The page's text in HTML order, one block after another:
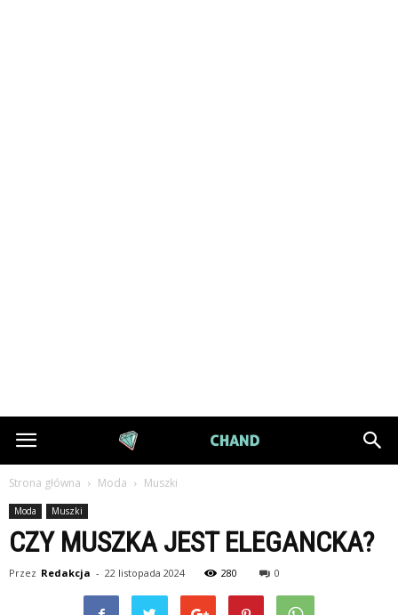
DiamondChand.pl
Strona główna Moda Muszki
Moda Muszki
CZY MUSZKA JEST ELEGANCKA?
Przez Redakcja - 22 listopada 2024 280 0